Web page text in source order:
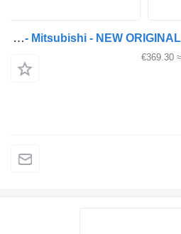
صمام الهواء Mitsubishi - NEW ORIGINAL EGR VALVE - لـ الشاحنات Mitsubishi CANTER FUSO 3.0 - ZAWÓR EGR